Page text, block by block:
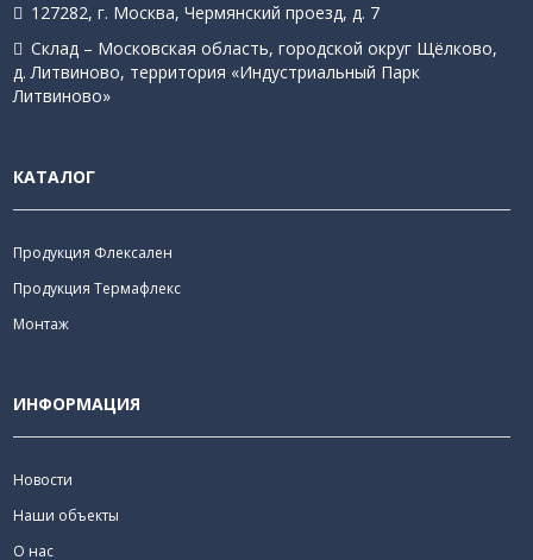
127282, г. Москва, Чермянский проезд, д. 7
Склад – Московская область, городской округ Щёлково,
д. Литвиново, территория «Индустриальный Парк
Литвиново»
КАТАЛОГ
Продукция Флексален
Продукция Термафлекс
Монтаж
ИНФОРМАЦИЯ
Новости
Наши объекты
О нас